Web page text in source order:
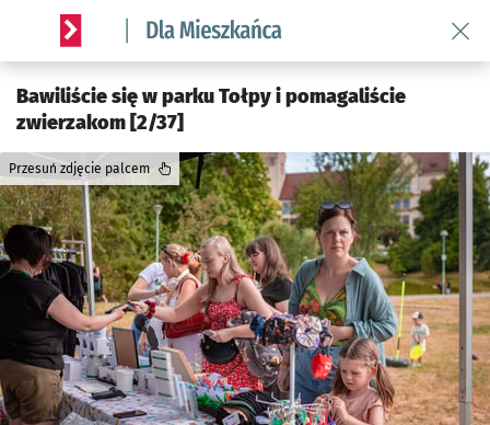
Serwis informacyjny wroclaw.pl podserwis: Dla mieszkańca
Bawiliście się w parku Tołpy i pomagaliście
zwierzakom [2/37]
Przesuń zdjęcie palcem